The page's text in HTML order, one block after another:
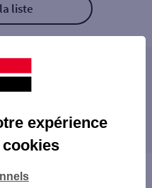
liste
à proximité
LA REP
expérience